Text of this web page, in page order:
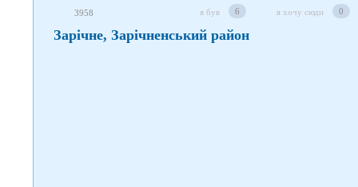
3958 я був 6 я хочу сюди 0
Зарічне, Зарічненський район